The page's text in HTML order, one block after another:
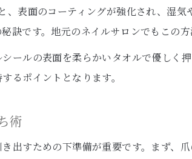
地元食材でインスパイアされ
旅先で映えるネイルをキープする
旅行中にネイルが剥がれにく
SNS映えするネイルを保つポ
旅先のケアでネイルシール長
表面のコーティングが強化され、湿
訣です。地元のネイルサロンでもこの方
ールの表面を柔らかいタオルで優しく
るポイントとなります。
術
出すための下準備が重要です。まず、